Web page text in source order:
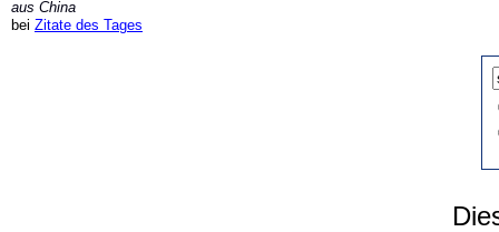
aus China
bei Zitate des Tages